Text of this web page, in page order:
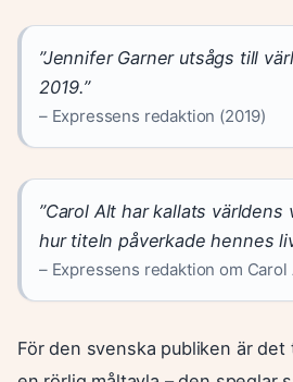
”Jennifer Garner utsågs till
2019.”
– Expressens redaktion (2019)
”Carol Alt har kallats
hur titeln påverkade hennes
– Expressens redaktion om Carol
För den svenska publiken är